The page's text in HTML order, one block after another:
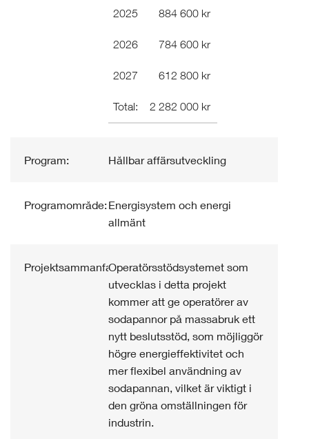
2025 884 600 kr
2026 784 600 kr
2027 612 800 kr
Total: 2 282 000 kr
Program: Hållbar affärsutveckling
Programområde:Energisystem och energi
allmänt
Projektsammanfattning:Operatörsstödsystemet som
utvecklas i detta projekt
kommer att ge operatörer av
sodapannor på massabruk ett
nytt beslutsstöd, som möjliggör
högre energieffektivitet och
mer flexibel användning av
sodapannan, vilket är viktigt i
den gröna omställningen för
industrin.